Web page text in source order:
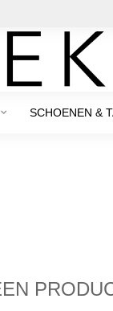
SCHOENEN &